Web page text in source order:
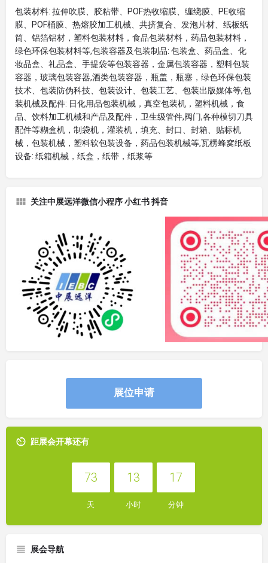
包装材料: 拉伸吹膜、胶粘带、POF热收缩膜、缠绕膜、PE收缩
膜、POF桶膜、热熔胶加工机械、共挤复合、发泡片材、纸板纸
筒、铝箔铝材，塑料包装材料，食品包装材料，药品包装材料，
绿色环保包装材料等,包装容器及包装制品: 包装盒、药品盒、化
妆品盒、礼品盒、手提袋等包装容器，金属包装容器，塑料包装
容器，玻璃包装容器,酒类包装容器，瓶盖，瓶塞，绿色环保包装
技术、包装防伪科技、包装设计、包装工艺、包装出版媒体等,包
装机械及配件: 日化用品包装机械，真空包装机，塑料机械，食
品、饮料加工机械和产品及配件，卫生级管件,阀门,各种模切刀具
配件等糊盒机，制袋机，灌装机，填充、封口、封箱、贴标机
械，包装机械，塑料软包装设备，药品包装机械等,瓦楞蜂窝纸板
设备: 纸箱机械，纸盒，纸带，纸浆等
关注中展远洋微信小程序 小红书 抖音
展位申请
距展会开幕还有
73
天
13
小时
17
分钟
展会导航